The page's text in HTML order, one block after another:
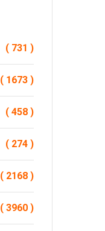
( 731 )
( 1673 )
( 458 )
( 274 )
( 2168 )
( 3960 )